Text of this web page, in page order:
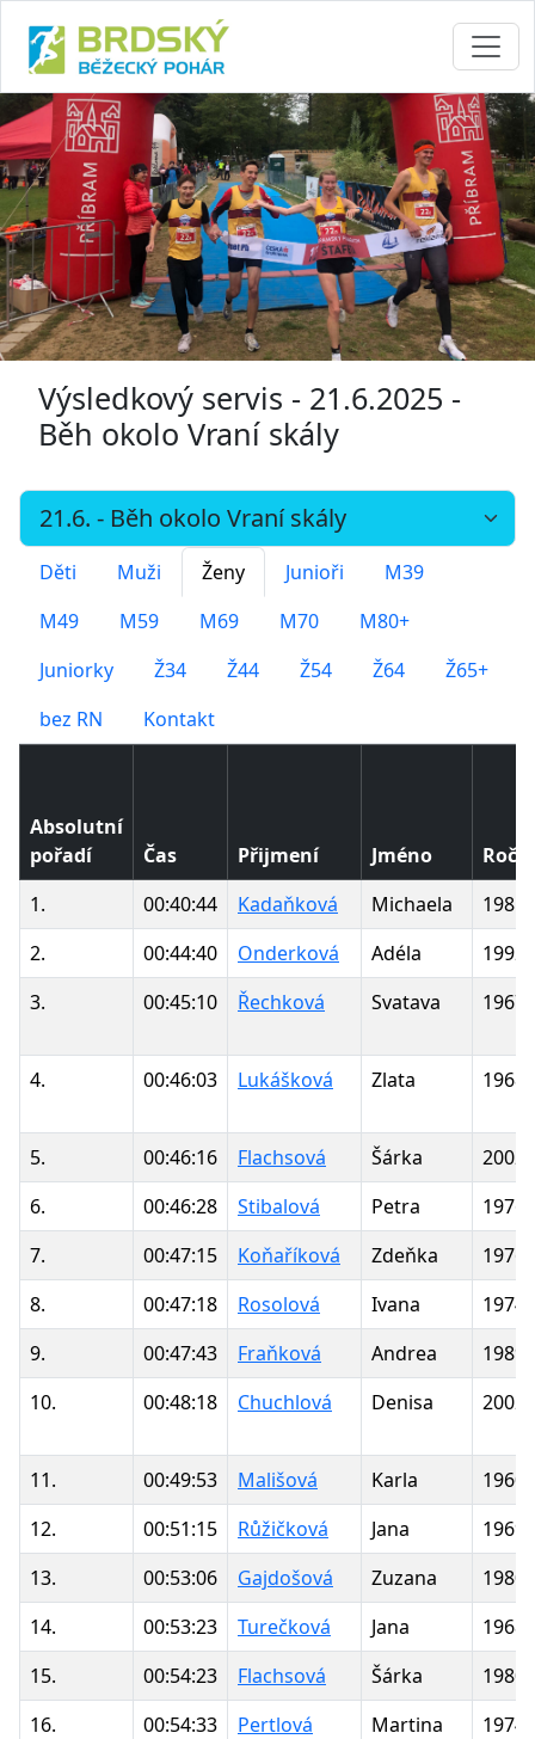
Výsledkový servis - 21.6.2025 -
Běh okolo Vraní skály
Děti Muži Ženy Junioři
M39
M49
M59 M69 M70
M80+
Juniorky
Ž34 Ž44 Ž54 Ž64
Ž65+
bez RN
Kontakt
Absolutní
pořadí
Čas Přijmení Jméno
1.
00:40:44 Kadaňková Michaela
1985
2.
00:44:40 Onderková Adéla
1992
3.
00:45:10 Řechková Svatava 1967
4. 00:46:03 Lukášková Zlata 1968
5. 00:46:16 Flachsová Šárka
2002
6.
00:46:28 Stibalová Petra
1976
7.
00:47:15 Koňaříková Zdeňka
1976
8.
00:47:18 Rosolová Ivana
1974
9.
00:47:43 Fraňková Andrea
1989
10.
00:48:18 Chuchlová Denisa 2002
11. 00:49:53 Mališová Karla
1960
12.
00:51:15 Růžičková Jana
1969
13.
00:53:06 Gajdošová Zuzana
1980
14.
00:53:23 Turečková Jana
1968
15.
00:54:23 Flachsová Šárka
1980
16.
00:54:33 Pertlová Martina
1974